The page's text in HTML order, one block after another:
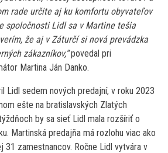
rade určite aj ku komfortu obyvateľov
spoločnosti Lidl sa v Martine tešia
že aj v Záturčí si nová prevádzka
zákazníkov,“povedal pri
Martina Ján Danko.
Lidl sedem nových predajní, v roku 2023
ešte na bratislavských Zlatých
by sa sieť Lidl mala rozšíriť o
Martinská predajňa má rozlohu viac ako
31 zamestnancov. Ročne Lidl vytvára v